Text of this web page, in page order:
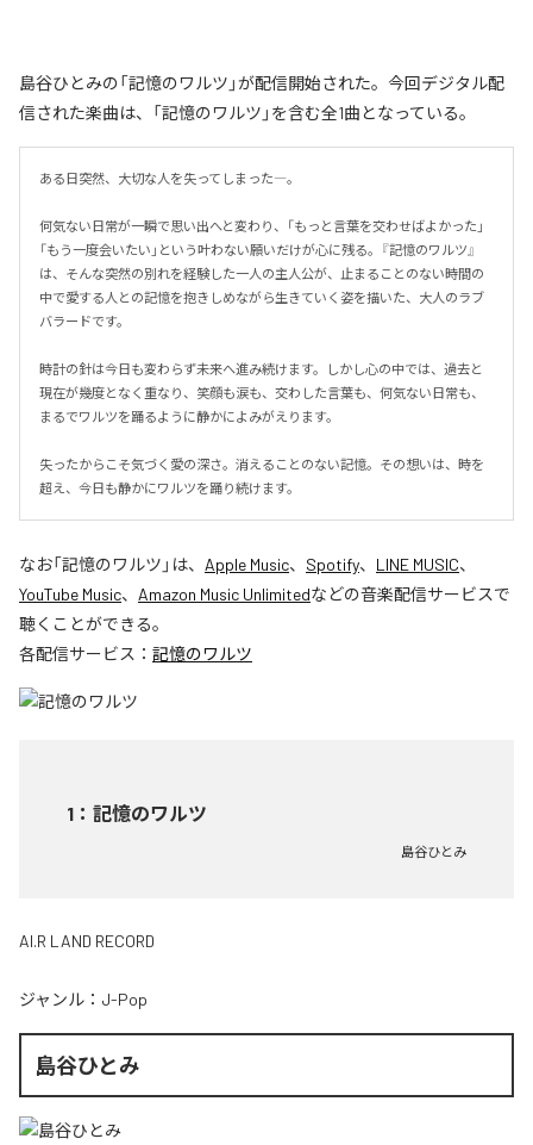
島谷ひとみの「記憶のワルツ」が配信開始された。今回デジタル配
信された楽曲は、「記憶のワルツ」を含む全1曲となっている。
ある日突然、大切な人を失ってしまった―。
何気ない日常が一瞬で思い出へと変わり、「もっと言葉を交わせばよかった」
「もう一度会いたい」という叶わない願いだけが心に残る。『記憶のワルツ』
は、そんな突然の別れを経験した一人の主人公が、止まることのない時間の
中で愛する人との記憶を抱きしめながら生きていく姿を描いた、大人のラブ
バラードです。
時計の針は今日も変わらず未来へ進み続けます。しかし心の中では、過去と
現在が幾度となく重なり、笑顔も涙も、交わした言葉も、何気ない日常も、
まるでワルツを踊るように静かによみがえります。
失ったからこそ気づく愛の深さ。消えることのない記憶。その想いは、時を
超え、今日も静かにワルツを踊り続けます。
なお「記憶のワルツ 」は、 Apple Music、 Spotify、 LINE MUSIC、
YouTube Music、 Amazon Music Unlimitedなどの音楽配信サービスで
聴くことができる。
各配信サービス： 記憶のワルツ
1 ： 記憶のワルツ
島谷ひとみ
AI.R LAND RECORD
ジャンル： J-Pop
島谷ひとみ